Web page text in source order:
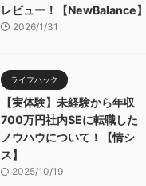
レビュー！【NewBalance】
2026/1/31
ライフハック
【実体験】未経験から年収
700万円社内SEに転職した
ノウハウについて！【情シ
ス】
2025/10/19